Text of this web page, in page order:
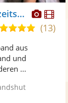
The Munichs - Partyband & Hochzeitsband
5,0(13)
aus
und
...